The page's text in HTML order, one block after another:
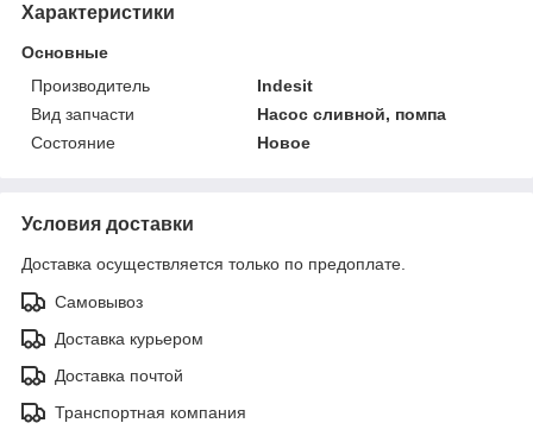
Характеристики
Основные
Производитель
Indesit
Вид запчасти
Насос сливной, помпа
Состояние
Новое
Условия доставки
Доставка осуществляется только по предоплате.
Самовывоз
Доставка курьером
Доставка почтой
Транспортная компания